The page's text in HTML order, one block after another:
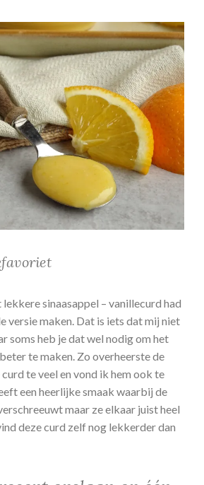
sinaasappel – vanillecurd had
versie maken. Dat is iets dat mij niet
soms heb je dat wel nodig om het
te maken. Zo overheerste de
te veel en vond ik hem ook te
een heerlijke smaak waarbij de
maar ze elkaar juist heel
deze curd zelf nog lekkerder dan